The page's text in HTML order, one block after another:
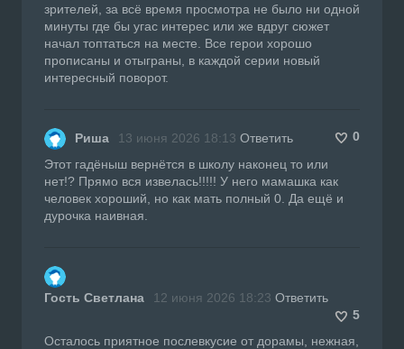
зрителей, за всё время просмотра не было ни одной
минуты где бы угас интерес или же вдруг сюжет
начал топтаться на месте. Все герои хорошо
прописаны и отыграны, в каждой серии новый
интересный поворот.
Риша 13 июня 2026 18:13 Ответить
0
Этот гадёныш вернётся в школу наконец то или
нет!? Прямо вся извелась!!!!! У него мамашка как
человек хороший, но как мать полный 0. Да ещё и
дурочка наивная.
Гость Светлана 12 июня 2026 18:23 Ответить
5
Осталось приятное послевкусие от дорамы, нежная,